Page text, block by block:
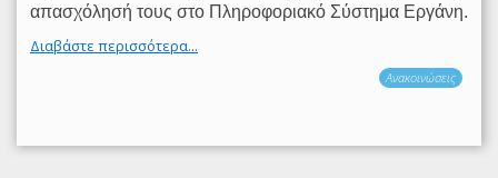
απασχόλησή τους στο Πληροφοριακό Σύστημα Εργάνη.
Διαβάστε περισσότερα...
Ανακοινώσεις